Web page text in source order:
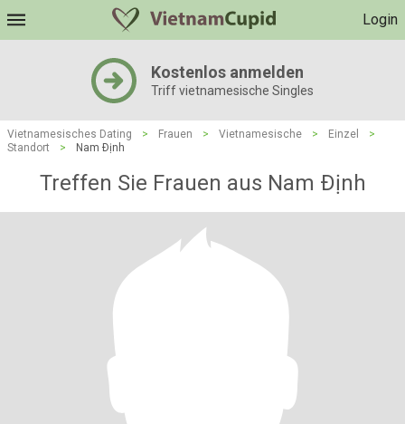
Login
Kostenlos anmelden
Triff vietnamesische Singles
Vietnamesisches Dating > Frauen > Vietnamesische > Einzel
>
Standort
> Nam Ðịnh
Treffen Sie Frauen aus Nam Ðịnh